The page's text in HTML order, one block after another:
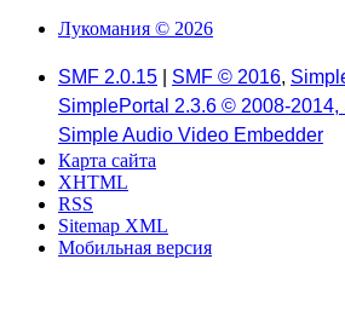
Лукомания © 2026
SMF 2.0.15 SMF © 2016,
SimplePortal 2.3.6 © 2008-2014,
Simple Audio Video Embedder
Карта сайта
XHTML
RSS
Sitemap XML
Мобильная версия